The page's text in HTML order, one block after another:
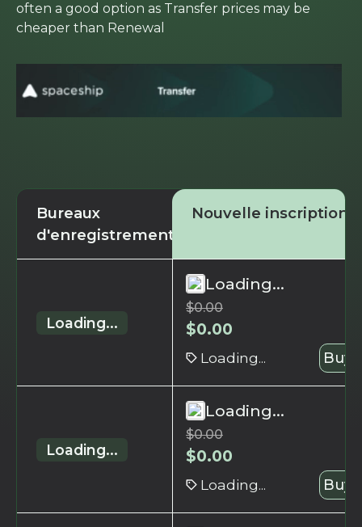
often a good option as Transfer prices may be
cheaper than Renewal
Bureaux
d'enregistrement
Nouvelle inscription
Loading...
Loading...
$0.00
$0.00
Loading... Buy
Loading...
Loading...
$0.00
$0.00
Loading... Buy